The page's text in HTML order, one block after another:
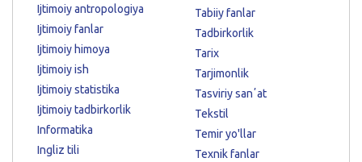
Ijtimoiy antropologiya
Ijtimoiy fanlar
Ijtimoiy himoya
Ijtimoiy ish
Ijtimoiy statistika
Ijtimoiy tadbirkorlik
Informatika
Ingliz tili
Tabiiy fanlar
Tadbirkorlik
Tarix
Tarjimonlik
Tasviriy sanʼat
Tekstil
Temir yo'llar
Texnik fanlar